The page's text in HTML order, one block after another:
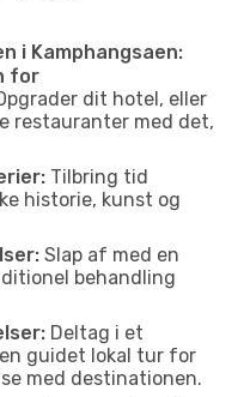
i Kamphangsaen:
for
dit hotel, eller
restauranter med det,
Tilbring tid
historie, kunst og
Slap af med en
behandling
Deltag i et
guidet lokal tur for
med destinationen.